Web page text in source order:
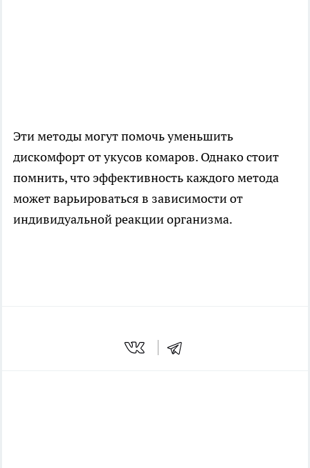
Эти методы могут помочь уменьшить
дискомфорт от укусов комаров. Однако стоит
помнить, что эффективность каждого метода
может варьироваться в зависимости от
индивидуальной реакции организма.